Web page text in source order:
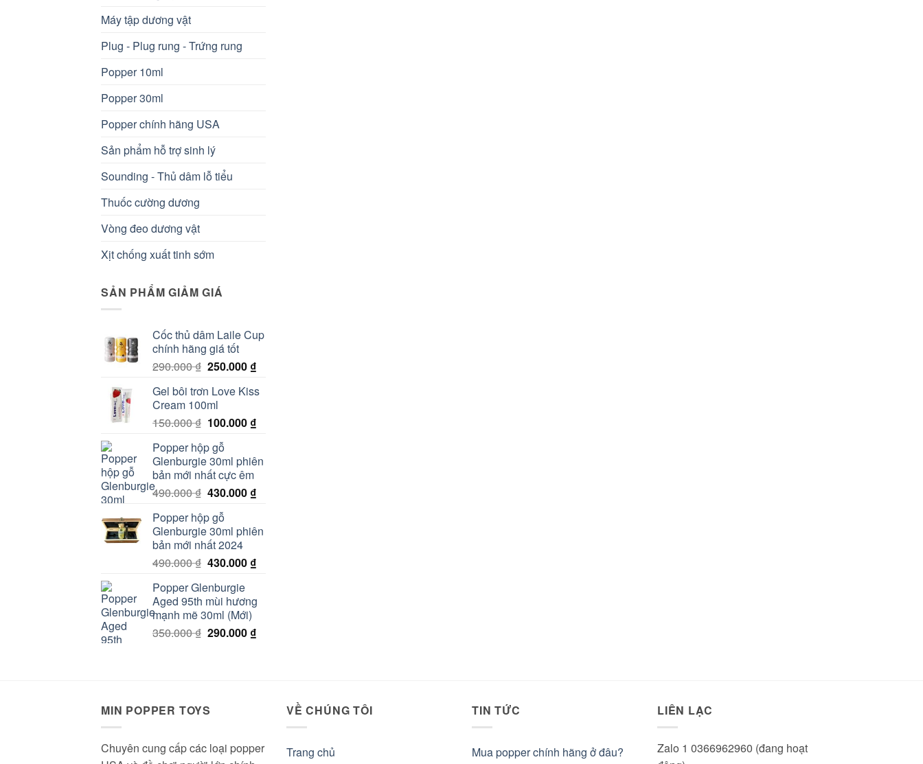
Máy tập dương vật
Plug - Plug rung - Trứng rung
Popper 10ml
Popper 30ml
Popper chính hãng USA
Sản phẩm hỗ trợ sinh lý
Sounding - Thủ dâm lỗ tiểu
Thuốc cường dương
Vòng đeo dương vật
Xịt chống xuất tinh sớm
SẢN PHẨM GIẢM GIÁ
Cốc thủ dâm Laile Cup
chính hãng giá tốt
290.000₫ Giá
là:
290.000 ₫.
250.000 ₫Giá
tại
250.000 ₫.
Gel bôi trơn Love Kiss
Cream 100ml
150.000₫ Giá
là:
150.000 ₫.
100.000 ₫Giá
là:
Popper hộp gỗ
Glenburgie 30ml phiên
bản mới nhất cực êm
490.000₫ Giá
là:
490.000 ₫.
430.000 ₫Giá
là:
Popper hộp gỗ
Glenburgie 30ml phiên
bản mới nhất 2024
490.000₫ Giá
là:
490.000 ₫.
430.000 ₫Giá
là:
Popper Glenburgie
Aged 95th mùi hương
mạnh mẽ 30ml (Mới)
350.000₫ Giá
290.000 ₫Giá
MIN POPPER TOYS
Chuyên cung cấp các loại popper
VỀ CHÚNG TÔI
Trang chủ
TIN TỨC
Mua popper chính hãng ở đâu?
LIÊN LẠC
Zalo 1 0366962960 (đang hoạt